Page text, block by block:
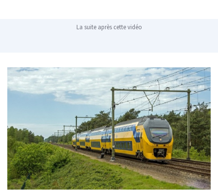
La suite après cette vidéo